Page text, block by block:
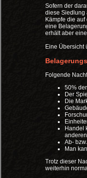
Sofern der
diese Siedlung
Kämpfe die
eine
erhält aber
Eine Übersicht
Folgende
50%
Der
Die
Handel
Ab-
Man
Trotz dieser
weiterhin